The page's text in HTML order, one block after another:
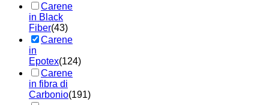
Carene
in Black
Fiber(43)
Carene
in
Epotex(124)
Carene
in fibra di
Carbonio(191)